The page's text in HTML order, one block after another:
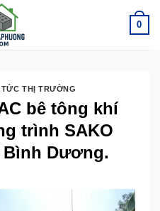
0
THỊ TRƯỜNG
bê tông khí
trình SAKO
Bình Dương.